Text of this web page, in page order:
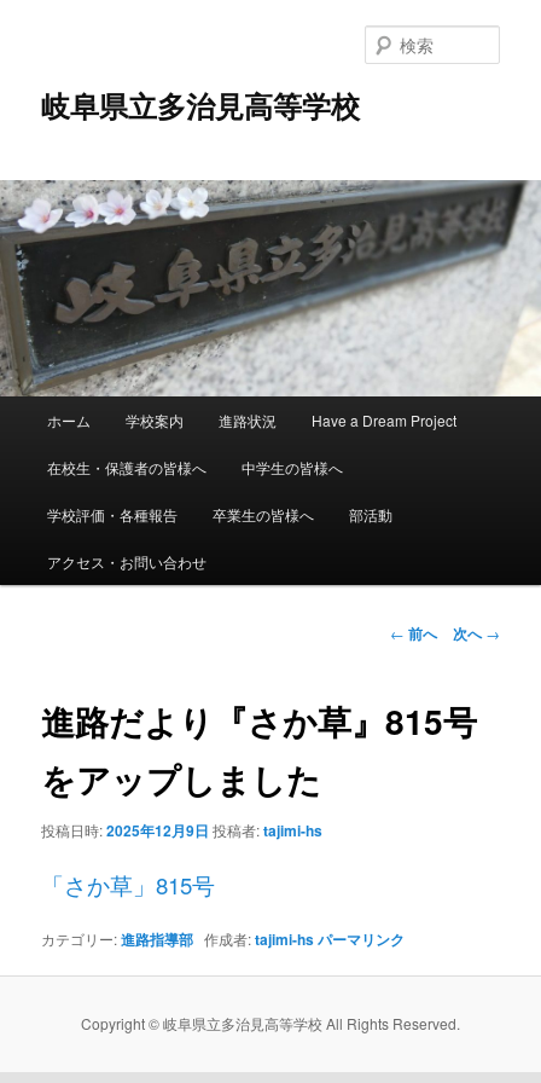
岐阜県立多治見高等学校
索
メ
イ
ン
コ
ン
ツ
へ
移
動
ホーム 学校案内 進路状況 Have a Dream Project
在校生・保護者の皆様へ 中学生の皆様へ
学校評価・各種報告 卒業生の皆様へ 部活動
アクセス・お問い合わせ
投
ビ
ゲ
← 前へ 次へ→
進路だより『さか草』815号
をアップしました
投稿日時:2025年12月9日 投稿者:tajimi-hs
「さか草」815号
カテゴリー:進路指導部 作成者:tajimi-hsパーマリンク
Copyright © 岐阜県立多治見高等学校 All Rights Reserved.